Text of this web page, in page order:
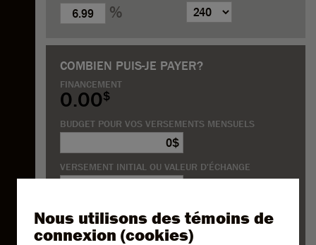
%
COMBIEN PUIS-JE PAYER?
FINANCEMENT
0.00$
BUDGET POUR VOS VERSEMENTS MENSUELS
$
VERSEMENT INITIAL OU VALEUR D'ÉCHANGE
TAUX D'INTÉRÊT
%
DURÉE (MOIS)
Nous utilisons des témoins de
connexion (cookies)